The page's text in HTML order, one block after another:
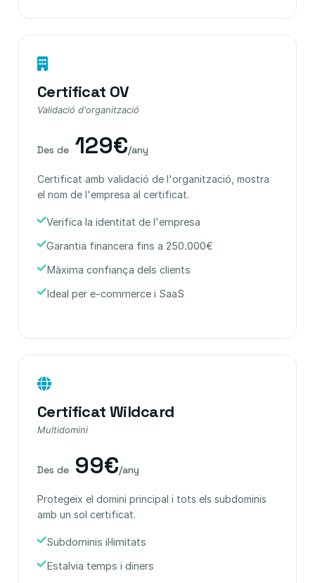
Certificat OV
Validació d'organització
Des de 129€/any
Certificat amb validació de l'organització, mostra
el nom de l'empresa al certificat.
Verifica la identitat de l'empresa
Garantia financera fins a 250.000€
Màxima confiança dels clients
Ideal per e-commerce i SaaS
Certificat Wildcard
Multidomini
Des de 99€/any
Protegeix el domini principal i tots els subdominis
amb un sol certificat.
Subdominis il·limitats
Estalvia temps i diners